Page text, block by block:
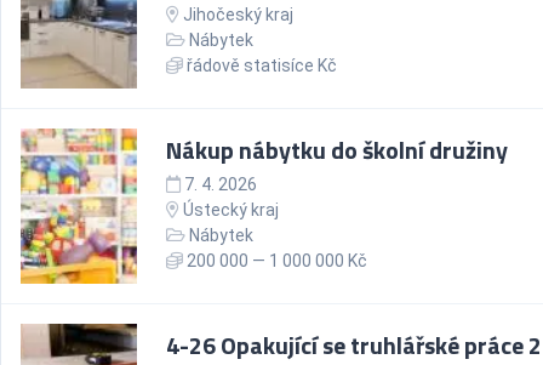
Jihočeský kraj
Nábytek
řádově statisíce Kč
Nákup nábytku do školní družiny
7. 4. 2026
Ústecký kraj
Nábytek
200 000 — 1 000 000 Kč
4-26 Opakující se truhlářské práce